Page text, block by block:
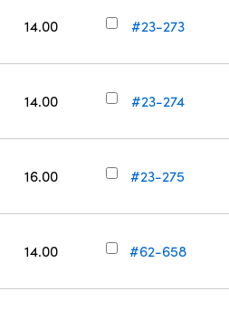
14.00 #23-273
14.00 #23-274
16.00 #23-275
14.00 #62-658